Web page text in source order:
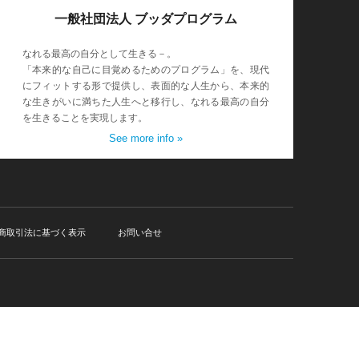
一般社団法人 ブッダプログラム
なれる最高の自分として生きる－。
「本来的な自己に目覚めるためのプログラム」を、現代
にフィットする形で提供し、表面的な人生から、本来的
な生きがいに満ちた人生へと移行し、なれる最高の自分
を生きることを実現します。
See more info »
取引法に基づく表示 お問い合せ